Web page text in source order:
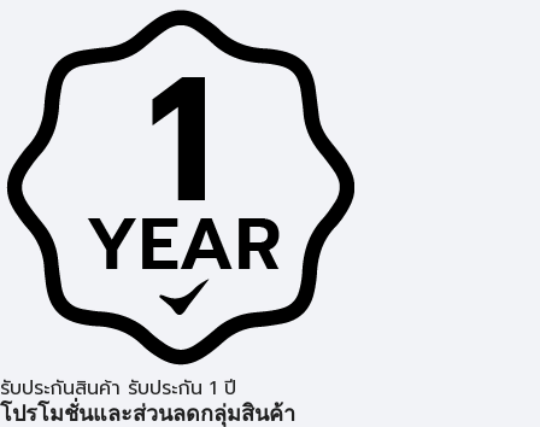
รับประกันสินค้า รับประกัน 1 ปี
โปรโมชั่นและส่วนลดกลุ่มสินค้า